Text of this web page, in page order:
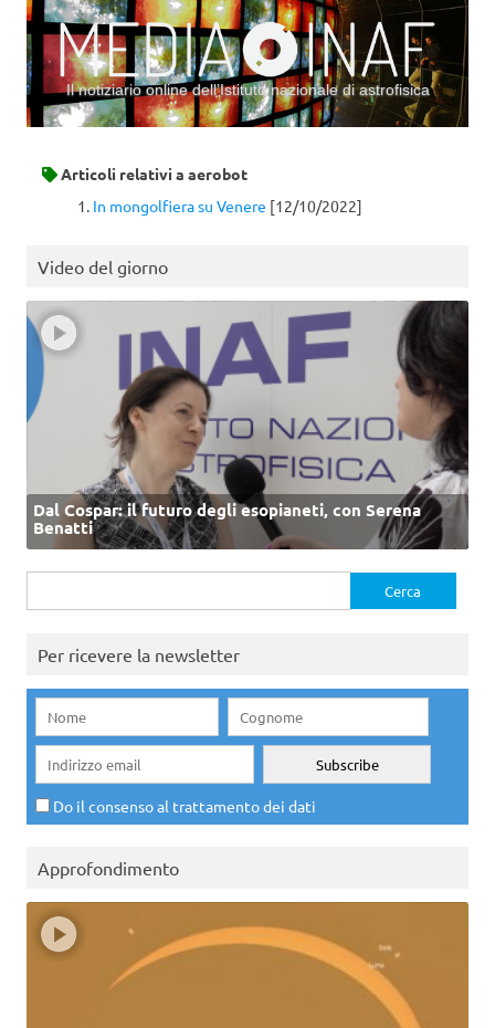
Il notiziario online dell’Istituto nazionale di astrofisica
Articoli relativi a aerobot
In mongolfiera su Venere [12/10/2022]
Video del giorno
Dal Cospar: il futuro degli esopianeti, con Serena
Benatti
per:
Per ricevere la newsletter
Do il consenso al trattamento dei dati
Approfondimento